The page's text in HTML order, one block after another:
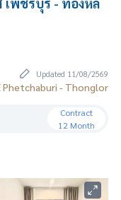
Updated 11/08/2569
Phetchaburi - Thonglor
Contract
12 Month